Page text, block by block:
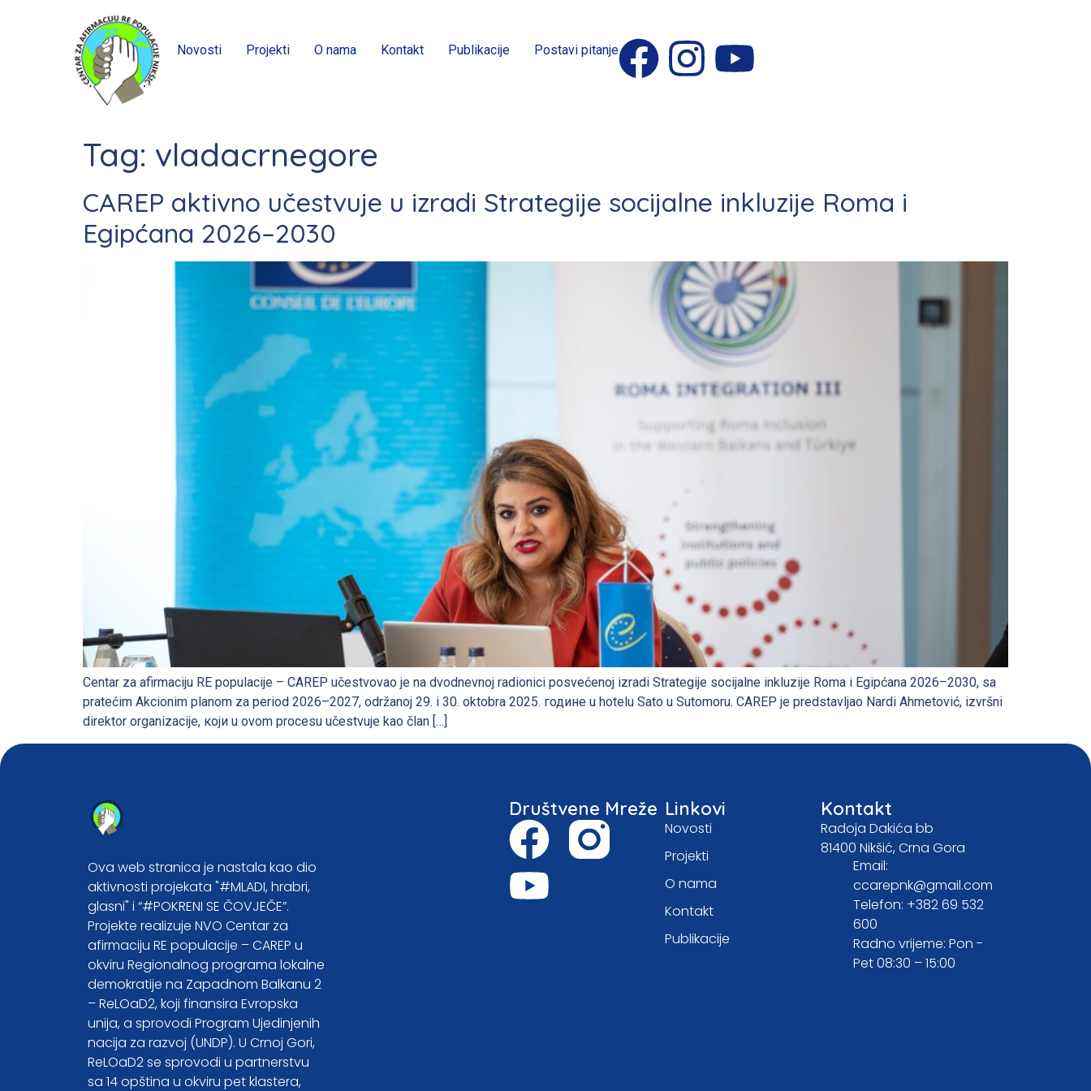
Novosti Projekti O nama Kontakt Publikacije Postavi pitanje
Tag: vladacrnegore
CAREP aktivno učestvuje u izradi Strategije socijalne inkluzije Roma i
Egipćana 2026–2030
Centar za afirmaciju RE populacije – CAREP učestvovao je na dvodnevnoj radionici posvećenoj izradi Strategije socijalne inkluzije Roma i Egipćana 2026–2030, sа
pratećim Akcionim planom za period 2026–2027, održanoj 29. i 30. oktobra 2025. године u hotelu Sato u Sutomoru. CAREP je predstavljao Nardi Ahmetović, izvršni
direktor organizacije, који u ovom procesu učestvuje kao član […]
Ova web stranica je nastala kao dio
aktivnosti projekata "#MLADI, hrabri,
glasni" i “#POKRENI SE ČOVJEČE”.
Projekte realizuje NVO Centar za
afirmaciju RE populacije – CAREP u
okviru Regionalnog programa lokalne
demokratije na Zapadnom Balkanu 2
– ReLOaD2, koji finansira Evropska
unija, a sprovodi Program Ujedinjenih
nacija za razvoj (UNDP). U Crnoj Gori,
ReLOaD2 se sprovodi u partnerstvu
sa 14 opština u okviru pet klastera,
Društvene Mreže Linkovi
Novosti
Projekti
O nama
Kontakt
Publikacije
Kontakt
Radoja Dakića bb
81400 Nikšić, Crna Gora
Email:
ccarepnk@gmail.com
Telefon: +382 69 532
600
Radno vrijeme: Pon -
Pet 08:30 – 15:00